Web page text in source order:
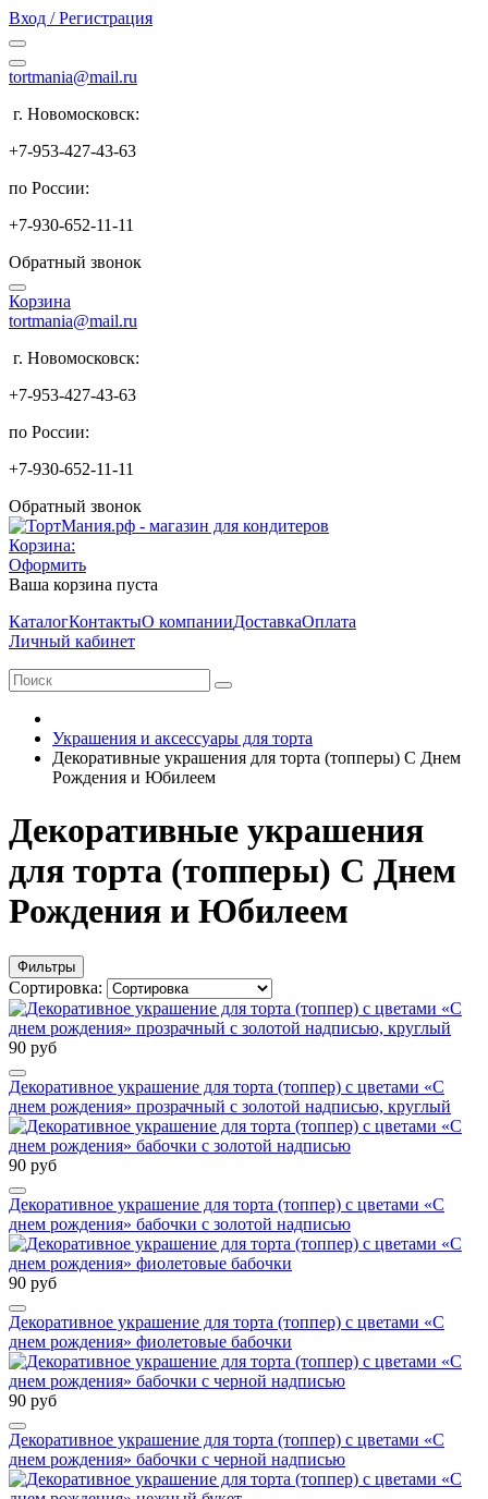
Вход / Регистрация
tortmania@mail.ru
г. Новомосковск:
+7-953-427-43-63
по России:
+7-930-652-11-11
Обратный звонок
Корзина
tortmania@mail.ru
г. Новомосковск:
+7-953-427-43-63
по России:
+7-930-652-11-11
Обратный звонок
Корзина:
Оформить
Ваша корзина пуста
КаталогКонтактыО компанииДоставкаОплата
Личный кабинет
Украшения и аксессуары для торта
Декоративные украшения для торта (топперы) С Днем
Рождения и Юбилеем
Декоративные украшения
для торта (топперы) С Днем
Рождения и Юбилеем
Фильтры
Сортировка:
90 руб
Декоративное украшение для торта (топпер) с цветами «С
днем рождения» прозрачный с золотой надписью, круглый
90 руб
Декоративное украшение для торта (топпер) с цветами «С
днем рождения» бабочки с золотой надписью
90 руб
Декоративное украшение для торта (топпер) с цветами «С
днем рождения» фиолетовые бабочки
90 руб
Декоративное украшение для торта (топпер) с цветами «С
днем рождения» бабочки с черной надписью